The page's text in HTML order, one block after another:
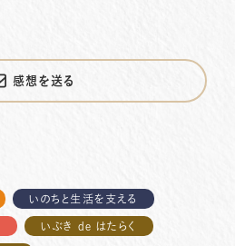
感想を送る
いのちと生活を支える
いぶき de はたらく